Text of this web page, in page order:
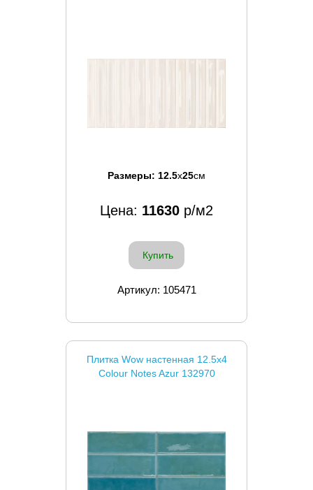
Размеры: 12.5x25см
Цена: 11630 р/м2
Купить
Артикул: 105471
Плитка Wow настенная 12.5x4
Colour Notes Azur 132970